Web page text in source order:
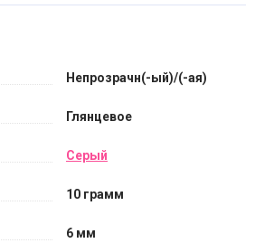
Непрозрачн(-ый)/(-ая)
Глянцевое
Серый
10 грамм
6 мм